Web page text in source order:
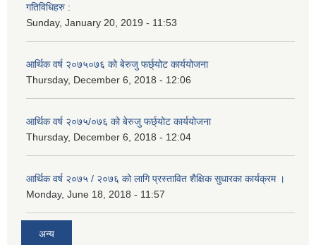
गतिविधिहरु :
Sunday, January 20, 2019 - 11:53
आर्थिक वर्ष २०७५०७६ को बेरुजु फर्छ्योट कार्ययोजना
Thursday, December 6, 2018 - 12:06
आर्थिक वर्ष २०७५/०७६ को बेरुजु फर्छ्योट कार्ययोजना
Thursday, December 6, 2018 - 12:04
आर्थिक वर्ष २०७५ / २०७६ को लागि प्रस्तावित शैक्षिक सुधारका कार्यक्रम ।
Monday, June 18, 2018 - 11:57
अन्य